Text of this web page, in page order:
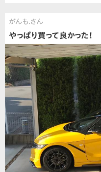
がんも.さん
やっぱり買って良かった！